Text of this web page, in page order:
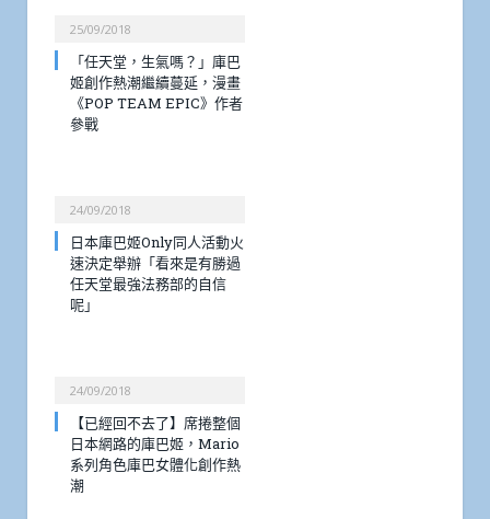
25/09/2018
「任天堂，生氣嗎？」庫巴
姬創作熱潮繼續蔓延，漫畫
《POP TEAM EPIC》作者
參戰
24/09/2018
日本庫巴姬Only同人活動火
速決定舉辦「看來是有勝過
任天堂最強法務部的自信
呢」
24/09/2018
【已經回不去了】席捲整個
日本網路的庫巴姬，Mario
系列角色庫巴女體化創作熱
潮